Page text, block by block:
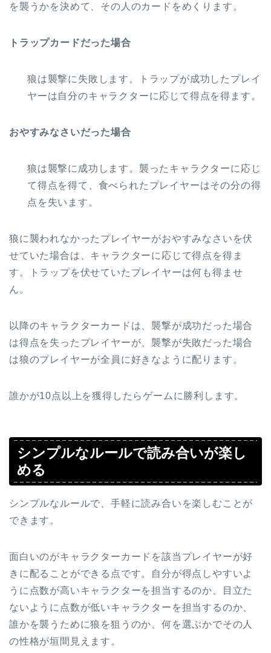
を襲うかを決めて、その人のカードをめくります。
トラップカードだった場合
狼は襲撃に失敗します。トラップが成功したプレイ
ヤーは自分のキャラクターに応じて得点を得ます。
おやすみなさいだった場合
狼は襲撃に成功します。襲ったキャラクターに応じ
て得点を得て、食べられたプレイヤーはその分の得
点を失います。
狼に襲われなかったプレイヤーがおやすみなさいを伏
せていた場合は、キャラクターに応じて得点を得ま
す。トラップを伏せていたプレイヤーは何も得ませ
ん。
以降のキャラクターカードは、襲撃が成功だった場合
は得点を失ったプレイヤーが、襲撃が失敗だった場合
は狼のプレイヤーが全員に好きなように配ります。
誰かが10点以上を獲得したらゲームに勝利します。
シンプルなルールで読み合いが楽し
める
シンプルなルールで、手軽に読み合いを楽しむことが
できます。
面白いのがキャラクターカードを該当プレイヤーが好
きに配ることができる点です。自分が得点しやすいよ
うに点数が高いキャラクターを担当するのか、目立た
ないように点数が低いキャラクターを担当するのか、
誰かを襲うために狼を狙うのか、何を選ぶかでその人
の性格が垣間見えます。